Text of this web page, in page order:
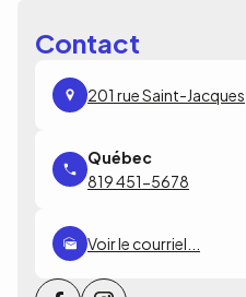
Contact
201 rue Saint-
819 451-5678
Voir le courriel...